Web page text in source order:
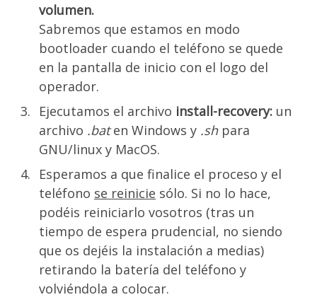
volumen.
Sabremos que estamos en modo
bootloader cuando el teléfono se quede
en la pantalla de inicio con el logo del
operador.
Ejecutamos el archivo install-recovery: un
archivo .baten Windows y .shpara
GNU/linux y MacOS.
Esperamos a que finalice el proceso y el
teléfono se reinicie sólo. Si no lo hace,
podéis reiniciarlo vosotros (tras un
tiempo de espera prudencial, no siendo
que os dejéis la instalación a medias)
retirando la batería del teléfono y
volviéndola a colocar.